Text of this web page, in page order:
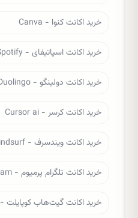
خرید اکانت کنوا - Canva
خرید اکانت اسپاتیفای - Spotify
خرید اکانت دولینگو - Duolingo
خرید اکانت کرسر - Cursor ai
خرید اکانت ویندسرف - Windsurf
خرید اکانت تلگرام پرمیوم - Telegram
خرید اکانت گیت‌هاب کوپایلت - Github Copilot